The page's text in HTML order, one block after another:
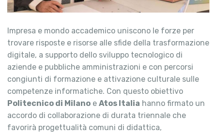
Impresa e mondo accademico uniscono le forze per
trovare risposte e risorse alle sfide della trasformazione
digitale, a supporto dello sviluppo tecnologico di
aziende e pubbliche amministrazioni e con percorsi
congiunti di formazione e attivazione culturale sulle
competenze informatiche. Con questo obiettivo
Politecnico di Milano e Atos Italia hanno firmato un
accordo di collaborazione di durata triennale che
favorirà progettualità comuni di didattica,